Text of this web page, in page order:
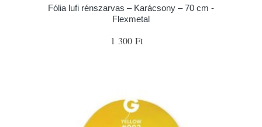
Fólia lufi rénszarvas – Karácsony – 70 cm -
Flexmetal
1 300 Ft